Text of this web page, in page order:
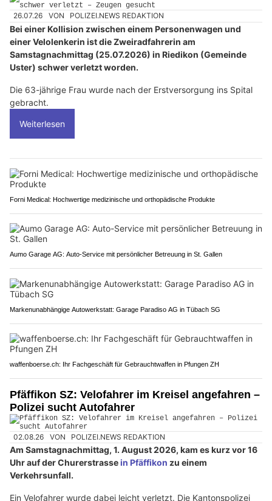
26.07.26 VON POLIZEI.NEWS REDAKTION
Bei einer Kollision zwischen einem Personenwagen und
einer Velolenkerin ist die Zweiradfahrerin am
Samstagnachmittag (25.07.2026) in Riedikon (Gemeinde
Uster) schwer verletzt worden.
Die 63-jährige Frau wurde nach der Erstversorgung ins Spital
gebracht.
Weiterlesen
Forni Medical: Hochwertige medizinische und orthopädische Produkte
Aumo Garage AG: Auto-Service mit persönlicher Betreuung in St. Gallen
Markenunabhängige Autowerkstatt: Garage Paradiso AG in Tübach SG
waffenboerse.ch: Ihr Fachgeschäft für Gebrauchtwaffen in Pfungen ZH
Pfäffikon SZ: Velofahrer im Kreisel angefahren –
Polizei sucht Autofahrer
02.08.26 VON POLIZEI.NEWS REDAKTION
Am Samstagnachmittag, 1. August 2026, kam es kurz vor 16
Uhr auf der Churerstrassein Pfäffikon zu einem
Verkehrsunfall.
Ein Velofahrer wurde dabei leicht verletzt. Die Kantonspolizei